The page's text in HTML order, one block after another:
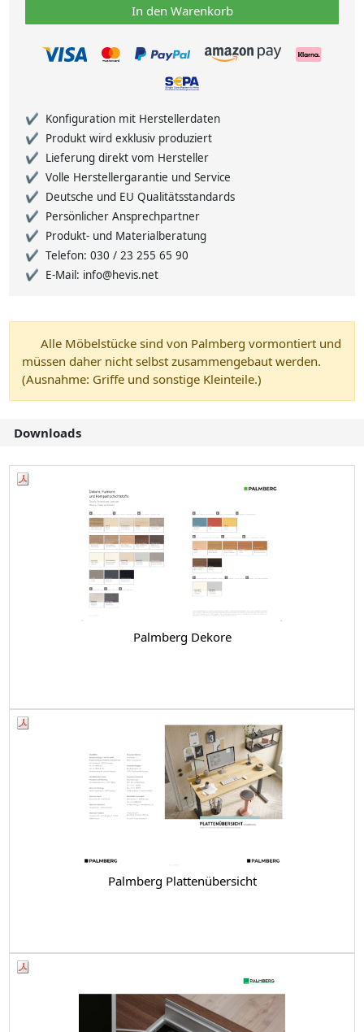
In den Warenkorb
Konfiguration mit Herstellerdaten
Produkt wird exklusiv produziert
Lieferung direkt vom Hersteller
Volle Herstellergarantie und Service
Deutsche und EU Qualitätsstandards
Persönlicher Ansprechpartner
Produkt- und Materialberatung
Telefon: 030 / 23 255 65 90
E-Mail: info@hevis.net
Alle Möbelstücke sind von Palmberg vormontiert und
müssen daher nicht selbst zusammengebaut werden.
(Ausnahme: Griffe und sonstige Kleinteile.)
Downloads
Palmberg Dekore
Palmberg Plattenübersicht